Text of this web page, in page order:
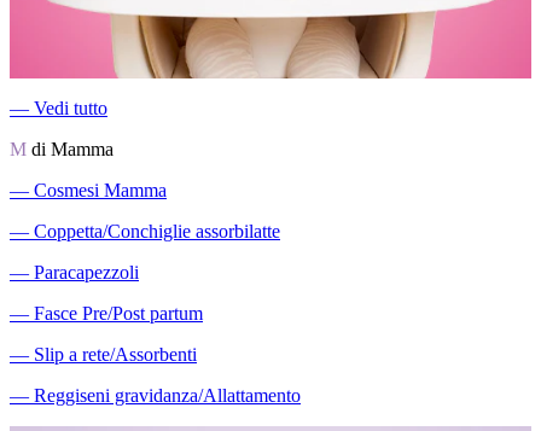
― Vedi tutto
M di Mamma
― Cosmesi Mamma
― Coppetta/Conchiglie assorbilatte
― Paracapezzoli
― Fasce Pre/Post partum
― Slip a rete/Assorbenti
― Reggiseni gravidanza/Allattamento